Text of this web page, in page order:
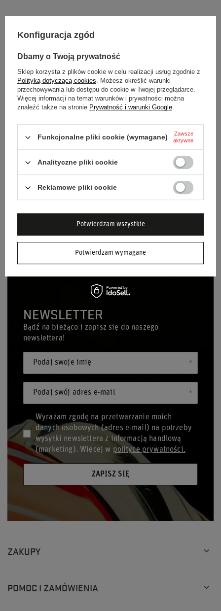
Kolekcjakurtki Formuła 1w TopRacingShop wyróżnia się nie
tylko unikalnym stylem inspirowanym światem sportów
motorowych, ale także najwyższą jakością wykonania i
doskonałą ochroną przed niekorzystnymi warunkami
atmosferycznymi. To propozycje dla entuzjastów prędkości i
fanów technologii, którzy chcą podkreślić swoją
przynależność do globalnej społeczności kibiców F1 zarówno
na torze, jak i w codziennych stylizacjach. Bez względu na
to, czy wybierasz się na weekend wyścigowy, na spacer po
mieście czy planujesz aktywności outdoorowe, kurtka z
NEWSLETTER
Bądź na bieżąco i zapisz się do naszego
newslettera!
Podaj swoje imię
Podaj swój adres e-mail
Wyrażam zgodę na przetwarzanie moich
danych osobowych (adres e-mail) na potrzeby
wysyłki newslettera z informacją handlową
(marketing). Więcej w polityce prywatności.
ZAPISZ SIĘ
ZAKUPY
POMOC I ZAMÓWIENIA
Konfiguracja zgód
Dbamy o Twoją prywatność
Sklep korzysta z plików cookie w celu realizacji usług zgodnie z
Polityką dotyczącą cookies. Możesz określić warunki
przechowywania lub dostępu do cookie w Twojej przeglądarce.
Więcej informacji na temat warunków i prywatności można
znaleźć także na stronie Prywatność i warunki Google.
Funkcjonalne pliki cookie (wymagane)
Zawsze
aktywne
Analityczne pliki cookie
Reklamowe pliki cookie
Potwierdzam wymagane
Potwierdzam wszystkie